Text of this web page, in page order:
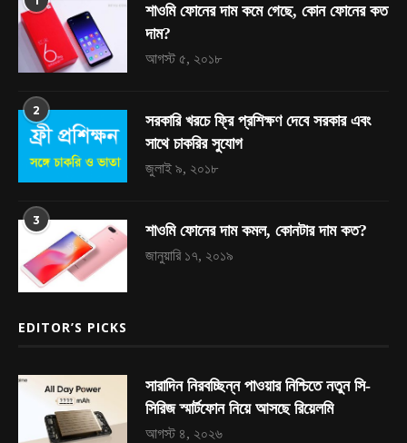
শাওমি ফোনের দাম কমে গেছে, কোন ফোনের কত
দাম?
আগস্ট ৫, ২০১৮
2
সরকারি খরচে ফ্রি প্রশিক্ষণ দেবে সরকার এবং
সাথে চাকরির সুযোগ
জুলাই ৯, ২০১৮
3
শাওমি ফোনের দাম কমল, কোনটার দাম কত?
জানুয়ারি ১৭, ২০১৯
EDITOR’S PICKS
সারাদিন নিরবচ্ছিন্ন পাওয়ার নিশ্চিতে নতুন সি-
সিরিজ স্মার্টফোন নিয়ে আসছে রিয়েলমি
আগস্ট ৪, ২০২৬